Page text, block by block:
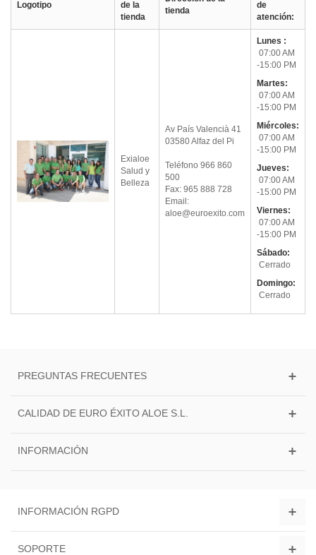
Logotipo
de la
tienda
tienda
de
atención:
Exialoe
Salud y
Belleza
Av País Valencià 41
03580Alfaz del Pi
Teléfono 966 860
500
Fax: 965 888 728
Email:
aloe@euroexito.com
Lunes :
07:00 AM
-15:00 PM
Martes:
07:00 AM
-15:00 PM
Miércoles:
07:00 AM
-15:00 PM
Jueves:
07:00 AM
-15:00 PM
Viernes:
07:00 AM
-15:00 PM
Sábado:
Cerrado
Domingo:
Cerrado
PREGUNTAS FRECUENTES
CALIDAD DE EURO ÉXITO ALOE S.L.
INFORMACIÓN
INFORMACIÓN RGPD
SOPORTE